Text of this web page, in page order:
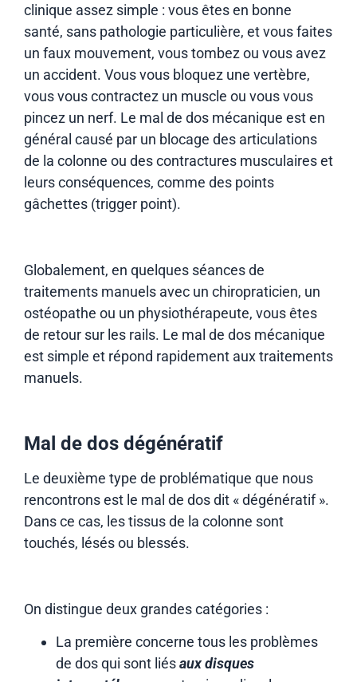
clinique assez simple : vous êtes en bonne
santé, sans pathologie particulière, et vous faites
un faux mouvement, vous tombez ou vous avez
un accident. Vous vous bloquez une vertèbre,
vous vous contractez un muscle ou vous vous
pincez un nerf. Le mal de dos mécanique est en
général causé par un blocage des articulations
de la colonne ou des contractures musculaires et
leurs conséquences, comme des points
gâchettes (trigger point).
Globalement, en quelques séances de
traitements manuels avec un chiropraticien, un
ostéopathe ou un physiothérapeute, vous êtes
de retour sur les rails. Le mal de dos mécanique
est simple et répond rapidement aux traitements
manuels.
Mal de dos dégénératif
Le deuxième type de problématique que nous
rencontrons est le mal de dos dit « dégénératif ».
Dans ce cas, les tissus de la colonne sont
touchés, lésés ou blessés.
On distingue deux grandes catégories :
La première concerne tous les problèmes
de dos qui sont liésaux disques